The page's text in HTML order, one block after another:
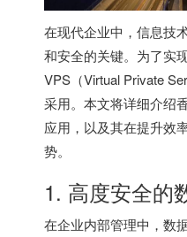
在现代企业中，信息技
和安全的关键。为了实
VPS （Virtual Private
采用。本文将详细介绍
应用，以及其在提升效
势。
1. 高度安全的
在企业内部管理中，数